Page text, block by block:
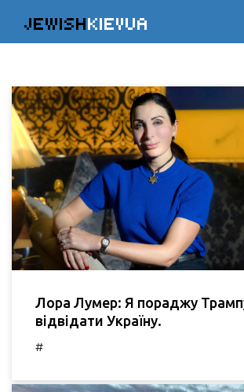
JEWISHKIEVUA
Лора Лумер: Я пораджу
відвідати Україну.
#